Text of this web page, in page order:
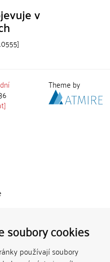
soubory cookies
používají soubory
v
Theme by